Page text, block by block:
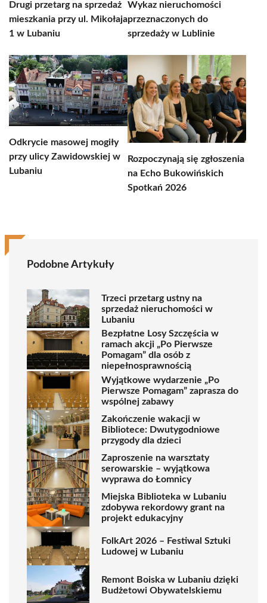
Drugi przetarg na sprzedaż
mieszkania przy ul. Mikołaja
1 w Lubaniu
Wykaz nieruchomości
przeznaczonych do
sprzedaży w Lublinie
Odkrycie masowej mogiły
przy ulicy Zawidowskiej w
Lubaniu
Rozpoczynają się zgłoszenia
na Echo Bukowińskich
Spotkań 2026
Podobne Artykuły
Trzeci przetarg ustny na
sprzedaż nieruchomości w
Lubaniu
Bezpłatne Losy Szczęścia w
ramach akcji „Po Pierwsze
Pomagam” dla osób z
niepełnosprawnością
Wyjątkowe wydarzenie „Po
Pierwsze Pomagam” zaprasza do
wspólnej zabawy
Zakończenie wakacji w
Bibliotece: Dwutygodniowe
przygody dla dzieci
Zaproszenie na warsztaty
serowarskie – wyjątkowa
wyprawa do Łomnicy
Miejska Biblioteka w Lubaniu
zdobywa rekordowy grant na
projekt edukacyjny
FolkArt 2026 – Festiwal Sztuki
Ludowej w Lubaniu
Remont Boiska w Lubaniu dzięki
Budżetowi Obywatelskiemu